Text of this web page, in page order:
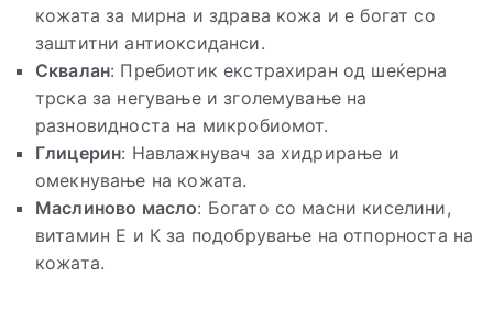
кожата за мирна и здрава кожа и е богат со
заштитни антиоксиданси.
Сквалан: Пребиотик екстрахиран од шеќерна
трска за негување и зголемување на
разновидноста на микробиомот.
Глицерин: Навлажнувач за хидрирање и
омекнување на кожата.
Маслиново масло: Богато со масни киселини,
витамин Е и К за подобрување на отпорноста на
кожата.